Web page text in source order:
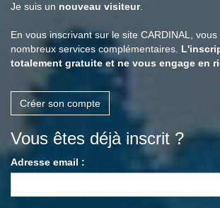
Je suis un nouveau visiteur.
En vous inscrivant sur le site CARDINAL,
nombreux services complémentaires.
totalement gratuite et ne vous engage en
Créer son compte
Vous êtes déjà inscrit ?
Adresse email :